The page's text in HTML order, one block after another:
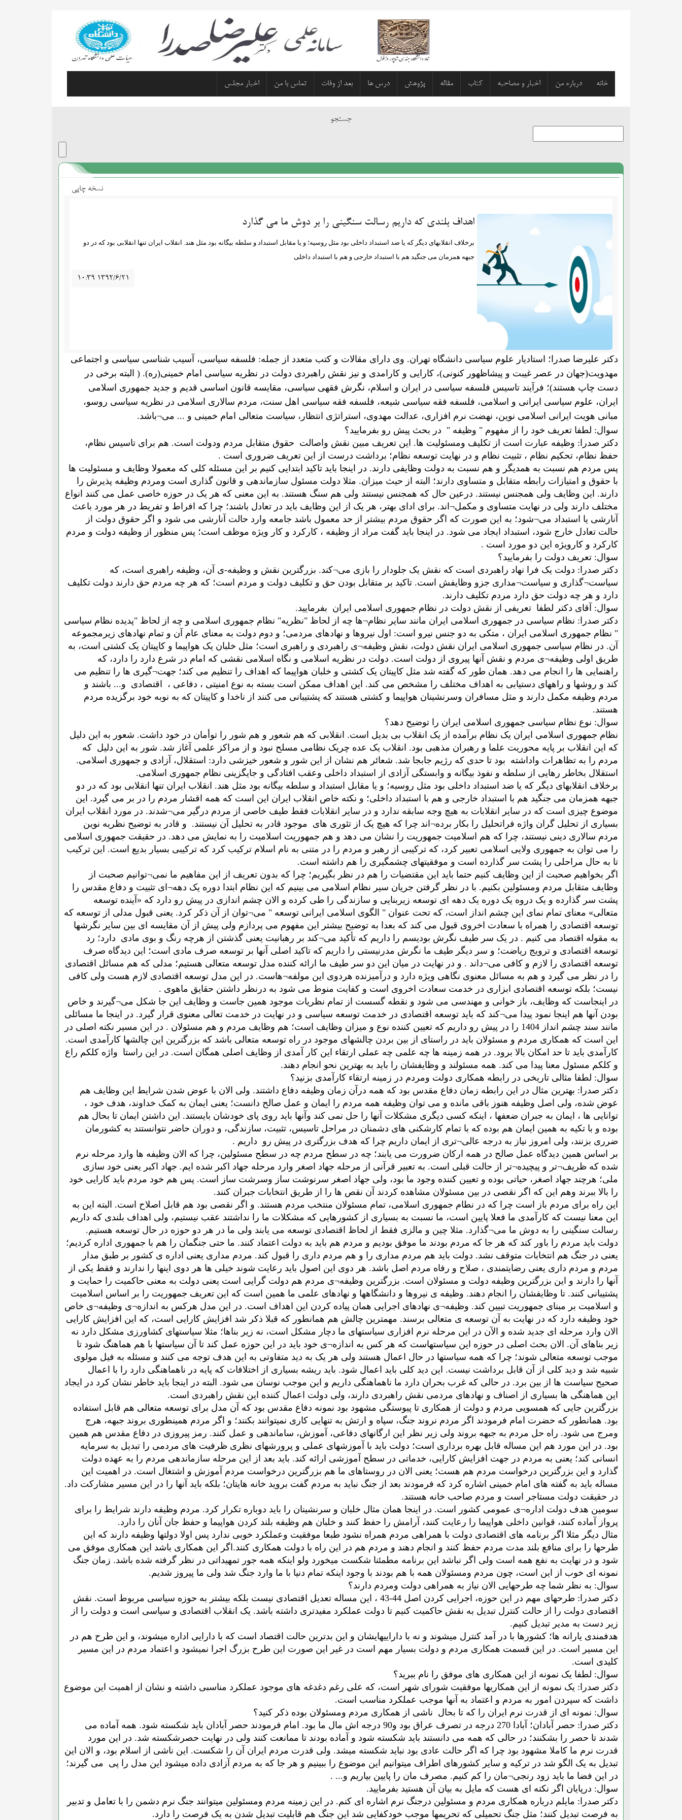
خانه درباره من اخبار و مصاحبه کتاب مقاله پژوهش درس ها بعد از وفات تماس با من اخبار مجلس
جستجو
نسخه چاپی
اهداف بلندی که داریم رسالت سنگینی را بر دوش ما می گذارد
برخلاف انقلابهای دیگر که یا ضد استبداد داخلی بود مثل روسیه؛ و یا مقابل استبداد و سلطه بیگانه بود مثل هند. انقلاب ایران تنها انقلابی بود که در دو
جبهه همزمان می جنگید هم با استبداد خارجی و هم با استبداد داخلی
۱۰:۳۹ ۱۳۹۲/۶/۲۱
دکتر علیرضا صدرا؛ استادیار علوم سیاسی دانشگاه تهران. وی دارای مقالات و کتب متعدد از جمله: فلسفه سیاسی، آسیب شناسی سیاسی و اجتماعی
مهدویت(جهان در عصر غیبت و پیشاظهور کنونی)، کارایی و کارامدی و نیز نقش راهبردی دولت در نظریه سیاسی امام خمینی(ره). ( البته برخی در
دست چاپ هستند)؛ فرآیند تاسیس فلسفه سیاسی در ایران و اسلام، نگرش فقهی سیاسی، مقایسه قانون اساسی قدیم و جدید جمهوری اسلامی
ایران، علوم سیاسی ایرانی و اسلامی، فلسفه فقه سیاسی شیعه، فلسفه فقه سیاسی اهل سنت، مردم سالاری اسلامی در نظریه سیاسی روسو،
مبانی هویت ایرانی اسلامی نوین، نهضت نرم افزاری، عدالت مهدوی، استراتژی انتظار، سیاست متعالی امام خمینی و ... می¬باشد.
سوال: لطفا تعریف خود را از مفهوم " وظیفه " در بحث پیش رو بفرمایید؟
دکتر صدرا: وظیفه عبارت است از تکلیف ومسئولیت ها. این تعریف مبین نقش واصالت حقوق متقابل مردم ودولت است. هم برای تاسیس نظام،
حفظ نظام، تحکیم نظام ، تثبیت نظام و در نهایت توسعه نظام؛ برداشت درست از این تعریف ضروری است .
پس مردم هم نسبت به همدیگر و هم نسبت به دولت وظایفی دارند. در اینجا باید تاکید ابتدایی کنیم بر این مسئله کلی که معمولا وظایف و مسئولیت ها
با حقوق و امتیازات رابطه متقابل و متساوی دارند؛ البته از حیث میزان. مثلا دولت مسئول سازماندهی و قانون گذاری است ومردم وظیفه پذیرش را
دارند. این وظایف ولی همجنس نیستند. درعین حال که همجنس نیستند ولی هم سنگ هستند. به این معنی که هر یک در حوزه خاصی عمل می کنند انواع
مختلف دارند ولی در نهایت متساوی و مکمل¬اند. برای ادای بهتر، هر یک از این وظایف باید در تعادل باشند؛ چرا که افراط و تفریط در هر مورد باعث
آنارشی یا استبداد می¬شود؛ به این صورت که اگر حقوق مردم بیشتر از حد معمول باشد جامعه وارد حالت آنارشی می شود و اگر حقوق دولت از
حالت تعادل خارج شود، استبداد ایجاد می شود. در اینجا باید گفت مراد از وظیفه ، کارکرد و کار ویژه موظف است؛ پس منظور از وظیفه دولت و مردم
کارکرد و کارویژه این دو مورد است .
سوال: تعریف دولت را بفرمایید؟
دکتر صدرا: دولت یک فرا نهاد راهبردی است که نقش یک جلودار را بازی می¬کند. بزرگترین نقش و وظیفه-ی آن، وظیفه راهبری است، که
سیاست¬گذاری و سیاست¬مداری جزو وظایفش است. تاکید بر متقابل بودن حق و تکلیف دولت و مردم است؛ که هر چه مردم حق دارند دولت تکلیف
دارد و هر چه دولت حق دارد مردم تکلیف دارند.
سوال: آقای دکتر لطفا تعریفی از نقش دولت در نظام جمهوری اسلامی ایران بفرمایید.
دکتر صدرا: نظام سیاسی در جمهوری اسلامی ایران مانند سایر نظام¬ها چه از لحاظ "نظریه" نظام جمهوری اسلامی و چه از لحاظ "پدیده نظام سیاسی
" نظام جمهوری اسلامی ایران ، متکی به دو جنس نیرو است: اول نیروها و نهادهای مردمی؛ و دوم دولت به معنای عام آن و تمام نهادهای زیرمجموعه
آن. در نظام سیاسی جمهوری اسلامی ایران نقش دولت، نقش وظیفه¬ی راهبردی و راهبری است؛ مثل خلبان یک هواپیما و کاپیتان یک کشتی است، به
طریق اولی وظیفه¬ی مردم و نقش آنها پیروی از دولت است. دولت در نظریه اسلامی و نگاه اسلامی نقشی که امام در شرع دارد را دارد، که
راهنمایی ها را انجام می دهد. همان طور که گفته شد مثل کاپیتان یک کشتی و خلبان هواپیما که اهداف را تنظیم می کند؛ جهت¬گیری ها را تنظیم می
کند و روشها و راههای دستیابی به اهداف مختلف را مشخص می کند. این اهداف ممکن است بسته به نوع امنیتی ، دفاعی ، اقتصادی و... باشند و
مردم وظیفه مکمل دارند و مثل مسافران وسرنشینان هواپیما و کشتی هستند که پشتیبانی می کنند از ناخدا و کاپیتان که به نوبه خود برگزیده مردم
هستند.
سوال: نوع نظام سیاسی جمهوری اسلامی ایران را توضیح دهد؟
نظام جمهوری اسلامی ایران یک نظام برآمده از یک انقلاب بی بدیل است. انقلابی که هم شعور و هم شور را توأمان در خود داشت. شعور به این دلیل
که این انقلاب بر پایه محوریت علما و رهبران مذهبی بود. انقلاب یک عده چریک نظامی مسلح نبود و از مراکز علمی آغاز شد. شور به این دلیل که
مردم را به تظاهرات واداشته بود تا حدی که رژیم جابجا شد. شعائر هم نشان از این شور و شعور خیزشی دارد: استقلال، آزادی و جمهوری اسلامی.
استقلال بخاطر رهایی از سلطه و نفوذ بیگانه و وابستگی آزادی از استبداد داخلی وعقب افتادگی و جایگزینی نظام جمهوری اسلامی.
برخلاف انقلابهای دیگر که یا ضد استبداد داخلی بود مثل روسیه؛ و یا مقابل استبداد و سلطه بیگانه بود مثل هند. انقلاب ایران تنها انقلابی بود که در دو
جبهه همزمان می جنگید هم با استبداد خارجی و هم با استبداد داخلی؛ و نکته خاص انقلاب ایران این است که همه اقشار مردم را در بر می گیرد. این
موضوع چیزی است که در سایر انقلابات به هیچ وجه سابقه ندارد و در سایر انقلابات فقط طیف خاصی از مردم درگیر می¬شدند. در مورد انقلاب ایران
بسیاری از تحلیل گران واژه فراتحلیل را بکار برده¬اند چرا که هیچ یک از تئوری های موجود قادر به تحلیل آن نیستند. و قادر به توضیح نظریه نوین
مردم سالاری دینی نیستند، چرا که هم اسلامیت جمهوریت را نشان می دهد و هم جمهوریت اسلامیت را به نمایش می دهد. در حقیقت جمهوری اسلامی
را می توان به جمهوری ولایی اسلامی تعبیر کرد، که ترکیبی از رهبر و مردم را در متنی به نام اسلام ترکیب کرد که ترکیبی بسیار بدیع است. این ترکیب
تا به حال مراحلی را پشت سر گذارده است و موفقیتهای چشمگیری را هم داشته است.
اگر بخواهیم صحبت از این وظایف کنیم حتما باید این مقتضیات را هم در نظر بگیریم؛ چرا که بدون تعریف از این مفاهیم ما نمی¬توانیم صحبت از
وظایف متقابل مردم ومسئولین بکنیم. با در نظر گرفتن جریان سیر نظام اسلامی می بینیم که این نظام ابتدا دوره یک دهه¬ای تثبیت و دفاع مقدس را
پشت سر گذارده و یک دروه یک دوره یک دهه ای توسعه زیربنایی و سازندگی را طی کرده و الان چشم اندازی در پیش رو دارد که «آینده توسعه
متعالی» معنای تمام نمای این چشم انداز است، که تحت عنوان " الگوی اسلامی ایرانی توسعه " می¬توان از آن ذکر کرد. یعنی قبول مدلی از توسعه که
توسعه اقتصادی را همراه با سعادت اخروی قبول می کند که بعدا به توضیح بیشتر این مفهوم می پردازم ولی پیش از آن مقایسه ای بین سایر نگرشها
به مقوله اقتصاد می کنیم . در یک سر طیف نگرش بودیسم را داریم که تأکید می¬کند بر رهبانیت یعنی گذشتن از هرچه رنگ و بوی مادی دارد؛ رد
توسعه اقتصادی و ترویج ریاضت؛ و سر دیگر طیف ما نگرش مدرنیستی را داریم که تاکید اصلی آنها بر توسعه صرف مادی است؛ این دیدگاه صرف
توسعه اقتصادی را لازم و کافی می¬داند . و در نهایت در میان این دو سر طیف ما ارائه کننده مدل توسعه متعالی هستیم؛ مدلی که هم مسائل اقتصادی
را در نظر می گیرد و هم به مسائل معنوی نگاهی ویژه دارد و درآمیزنده هردوی این مولفه¬هاست. در این مدل توسعه اقتصادی لازم هست ولی کافی
نیست؛ بلکه توسعه اقتصادی ابزاری در خدمت سعادت اخروی است و کفایت منوط می شود به درنظر داشتن حقایق ماهوی .
در اینجاست که وظایف، باز خوانی و مهندسی می شود و نقطه گسست از تمام نظریات موجود همین جاست و وظایف این جا شکل می¬گیرند و خاص
بودن آنها هم اینجا نمود پیدا می¬کند که باید توسعه اقتصادی در خدمت توسعه سیاسی و در نهایت در خدمت تعالی معنوی قرار گیرد. در اینجا ما مسائلی
مانند سند چشم انداز 1404 را در پیش رو داریم که تعیین کننده نوع و میزان وظایف است؛ هم وظایف مردم و هم مسئولان . در این مسیر نکته اصلی در
این است که همکاری مردم و مسئولان باید در راستای از بین بردن چالشهای موجود در راه توسعه متعالی باشد که بزرگترین این چالشها کارآمدی است.
کارآمدی باید تا حد امکان بالا برود. در همه زمینه ها چه علمی چه عملی ارتقاء این کار آمدی از وظایف اصلی همگان است. در این راستا واژه کلکم راع
و کلکم مسئول معنا پیدا می کند. همه مسئولند و وظایفشان را باید به بهترین نحو انجام دهند.
سوال: لطفا مثالی تاریخی در رابطه همکاری دولت ومردم در زمینه ارتقاء کارآمدی بزنید؟
دکتر صدرا: بهترین مثال در این رابطه زمان دفاع مقدس بود که همه درآن زمان وظیفه دفاع داشتند. ولی الان با عوض شدن شرایط این وظایف هم
عوض شده، ولی اصل وظیفه هنوز باقی مانده و می توان وظیفه همه مردم را ایمان و عمل صالح دانست؛ یعنی ایمان به کمک خداوند، هدف خود ،
توانایی ها ، ایمان به جبران ضعفها ، اینکه کسی دیگری مشکلات آنها را حل نمی کند وآنها باید روی پای خودشان بایستند. این داشتن ایمان تا بحال هم
بوده و با تکیه به همین ایمان هم بوده که با تمام کارشکنی های دشمنان در مراحل تاسیس، تثبیت، سازندگی، و دوران حاضر نتوانستند به کشورمان
ضرری بزنند، ولی امروز نیاز به درجه عالی¬تری از ایمان داریم چرا که هدف بزرگتری در پیش رو داریم .
بر اساس همین دیدگاه عمل صالح در همه ارکان ضرورت می یابند؛ چه در سطح مردم چه در سطح مسئولین، چرا که الان وظیفه ها وارد مرحله نرم
شده که ظریف¬تر و پیچیده¬تر از حالت قبلی است. به تعبیر قرآنی از مرحله جهاد اصغر وارد مرحله جهاد اکبر شده ایم. جهاد اکبر یعنی خود سازی
ملی؛ هرچند جهاد اصغر، حیاتی بوده و تعیین کننده وجود ما بود، ولی جهاد اصغر سرنوشت ساز وسرشت ساز است. پس هم خود مردم باید کارایی خود
را بالا ببرند وهم این که اگر نقصی در بین مسئولان مشاهده کردند آن نقص ها را از طریق انتخابات جبران کنند.
این راه برای مردم باز است چرا که در نطام جمهوری اسلامی، تمام مسئولان منتخب مردم هستند. و اگر نقصی بود هم قابل اصلاح است. البته این به
این معنا نیست که کارآمدی ما فعلا پایین است، ما نسبت به بسیاری از کشورهایی که مشکلات ما را نداشتند عقب نیستیم، ولی اهداف بلندی که داریم
رسالت سنگینی را به دوش ما می¬گذارد. مثلا چین و مالزی فقط از لحاظ اقتصادی توسعه می یابند ولی ما در هر دو حوزه در حال توسعه هستیم.
دولت باید مردم را باور کند که هر جا که مردم بودند ما موفق بودیم و مردم هم باید به دولت اعتماد کنند. ما حتی جنگمان را هم با جمهوری اداره کردیم؛
یعنی در جنگ هم انتخابات متوقف نشد. دولت باید هم مردم مداری را و هم مردم داری را قبول کند. مردم مداری یعنی اداره ی کشور بر طبق مدار
مردم و مردم داری یعنی رضایتمندی ، صلاح و رفاه مردم اصل باشد. هر دوی این اصول باید رعایت شوند خیلی ها هر دوی اینها را ندارند و فقط یکی از
آنها را دارند و این بزرگترین وظیفه دولت و مسئولان است. بزرگترین وظیفه¬ی مردم هم دولت گرایی است یعنی دولت به معنی حاکمیت را حمایت و
پشتیبانی کنند. تا وظایفشان را انجام دهند. وظیفه ی نیروها و دانشگاهها و نهادهای علمی ما همین است که این تعریف جمهوریت را بر اساس اسلامیت
و اسلامیت بر مبنای جمهوریت تبیین کند. وظیفه¬ی نهادهای اجرایی همان پیاده کردن این اهداف است. در این مدل هرکس به اندازه¬ی وظیفه¬ی خاص
خود وظیفه دارد که در نهایت به آن توسعه ی متعالی برسند. مهمترین چالش هم همانطور که قبلا ذکر شد افزایش کارایی است، که این افزایش کارایی
الان وارد مرحله ای جدید شده و الآن در این مرحله نرم افزاری سیاستهای ما دچار مشکل است، نه زیر بناها؛ مثلا سیاستهای کشاورزی مشکل دارد نه
زیر بناهای آن. الان بحث اصلی در حوزه این سیاستهاست که هر کس به اندازه¬ی خود باید در این حوزه عمل کند تا آن سیاستها با هم هماهنگ شود تا
موجب توسعه متعالی شوند؛ چرا که همه سیاستها در حال اعمال هستند ولی هر یک به دید متفاوتی به این هدف توجه می کنند و مسئله به فیل مولوی
شبیه شد و دید کلی از آن قابل برداشت نیست. این دید کلی باید اعمال شود. باید ریشه بسیاری از اختلافات که پایه در ناهماهنگی دارد را با اعمال
صحیح سیاست ها از بین برد. در حالی که غرب بحران دارد ما ناهماهنگی داریم و این موجب نوسان می شود. البته در اینجا باید خاطر نشان کرد در ایجاد
این هماهنگی ها بسیاری از اصناف و نهادهای مردمی نقش راهبردی دارند، ولی دولت اعمال کننده این نقش راهبردی است.
بزرگترین جایی که همسویی مردم و دولت از همکاری تا پیوستگی مشهود بود نمونه دفاع مقدس بود که آن مدل برای توسعه متعالی هم قابل استفاده
بود. همانطور که حضرت امام فرمودند اگر مردم نروند جنگ، سپاه و ارتش به تنهایی کاری نمیتوانند بکنند؛ و اگر مردم همینطوری بروند جبهه، هرج
ومرج می شود. راه حل مردم به جبهه بروند ولی زیر نظر این ارگانهای دفاعی، آموزش، ساماندهی و عمل کنند. رمز پیروزی در دفاع مقدس هم همین
بود. در این مورد هم این مساله قابل بهره برداری است؛ دولت باید با آموزشهای عملی و پرورشهای نظری ظرفیت های مردمی را تبدیل به سرمایه
انسانی کند؛ یعنی به مردم در جهت افزایش کارایی، خدماتی در سطح آموزشی ارائه کند. باید بعد از این مرحله سازماندهی مردم را به عهده دولت
گذارد و این بزرگترین درخواست مردم هم هست؛ یعنی الان در روستاهای ما هم بزرگترین درخواست مردم آموزش و اشتغال است. در اهمیت این
مساله باید به گفته های امام خمینی اشاره کرد که فرمودند بعد از جنگ نباید به مردم گفت بروید خانه هایتان؛ بلکه باید آنها را در این مسیر مشارکت داد.
در حقیقت دولت مستاجر است و مردم صاحب خانه هستند.
سومین هدف دولت اداره¬ی عمومی کشور است. در اینجا همان مثال خلبان و سرنشینان را باید دوباره تکرار کرد. مردم وظیفه دارند شرایط را برای
پرواز آماده کنند، قوانین داخلی هواپیما را رعایت کنند، آرامش را حفظ کنند و خلبان هم وظیفه بلند کردن هواپیما و حفظ جان آنان را دارد.
مثال دیگر مثلا اگر برنامه های اقتصادی دولت با همراهی مردم همراه نشود طبعا موفقیت وعملکرد خوبی ندارد پس اولا دولتها وظیفه دارند که این
طرحها را برای منافع بلند مدت مردم حفظ کنند و انجام دهند و مردم هم در این راه با دولت همکاری کنند.اگر این همکاری باشد این همکاری موفق می
شود و در نهایت به نفع همه است ولی اگر نباشد این برنامه مطمئنا شکست میخورد ولو اینکه همه جور تمهیداتی در نظر گرفته شده باشد. زمان جنگ
نمونه ای خوب از این است، چون مردم ومسئولان همه با هم بودند با وجود اینکه تمام دنیا با ما وارد جنگ شد ولی ما پیروز شدیم.
سوال: به نظر شما چه طرحهایی الان نیاز به همراهی دولت ومردم دارند؟
دکتر صدرا: طرحهای مهم در این حوزه، اجرایی کردن اصل 44-43 ، این مساله تعدیل اقتصادی نیست بلکه بیشتر به حوزه سیاسی مربوط است. نقش
اقتصادی دولت را از حالت کنترل تبدیل به نقش حاکمیت کنیم تا دولت عملکرد مفیدتری داشته باشد. یک انقلاب اقتصادی و سیاسی است و دولت را از
زیر دست به مدیر تبدیل کنیم.
هدفمندی یارانه ها؛ کشورها با در آمد کنترل میشوند و نه با داراییهایشان و این بدترین حالت اقتصاد است که با دارایی اداره میشوند، و این طرح هم در
این مسیر است. در این قسمت همکاری مردم و دولت بسیار مهم است در غیر این صورت این طرح بزرگ اجرا نمیشود و اعتماد مردم در این مسیر
کلیدی است.
سوال: لطفا یک نمونه از این همکاری های موفق را نام ببرید؟
دکتر صدرا: یک نمونه از این همکاریها موفقیت شورای شهر است، که علی رغم دغدغه های موجود عملکرد مناسبی داشته و نشان از اهمیت این موضوع
داشت که سپردن امور به مردم و اعتماد به آنها موجب عملکرد مناسب است.
سوال: نمونه ای از قدرت نرم ایران را که تا بحال ناشی از همکاری مردم ومسئولان بوده ذکر کنید؟
دکتر صدرا: حصر آبادان؛ آبادا 270 درجه در تصرف عراق بود و90 درجه اش مال ما بود. امام فرمودند حصر آبادان باید شکسته شود. همه آماده می
شدند تا حصر را بشکنند؛ در حالی که همه می دانستند باید شکسته شود و آماده بودند تا ممانعت کنند ولی در نهایت حصرشکسته شد. در این مورد
قدرت نرم ما کاملا مشهود بود چرا که اگر حالت عادی بود نباید شکسته میشد. ولی قدرت مردم ایران آن را شکست. این ناشی از اسلام بود، و الان این
تبدیل به یک الگو شد در ترکیه و سایر کشورهای اطراف میتوانیم این موضوع را ببینیم و هر جا که به مردم آزادی داده میشود این مدل را پی می گیرند؛
در این فضا ما باید زود رنجی¬مان را کم کنیم. مصرف مان را پایین بیاریم و... .
سوال: درپایان اگر نکته ای هست که مایل به بیان آن هستید بفرمایید.
دکتر صدرا: مایلم درباره همکاری مردم و مسئولین درجنگ نرم اشاره ای کنم. در این زمینه مردم ومسئولین میتوانند جنگ نرم دشمن را با تعامل و تدبیر
به فرصت تبدیل کنند؛ مثل جنگ تحمیلی که تحریمها موجب خودکفایی شد این جنگ هم قابلیت تبدیل شدن به یک فرصت را دارد.